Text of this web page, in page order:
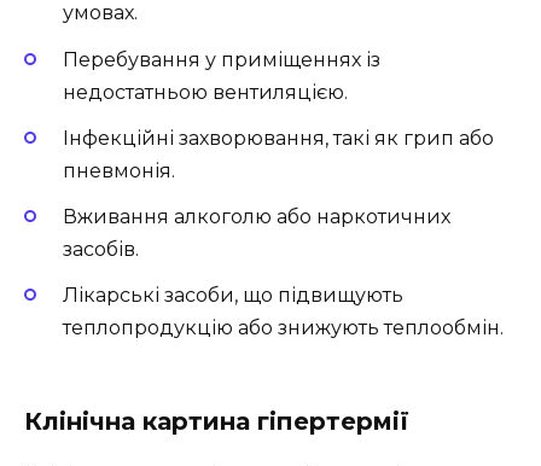
умовах.
Перебування у приміщеннях із
недостатньою вентиляцією.
Інфекційні захворювання, такі як грип або
пневмонія.
Вживання алкоголю або наркотичних
засобів.
Лікарські засоби, що підвищують
теплопродукцію або знижують теплообмін.
Клінічна картина гіпертермії